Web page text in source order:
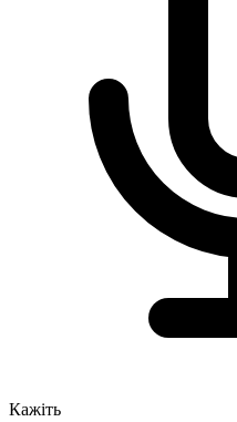
Кажіть